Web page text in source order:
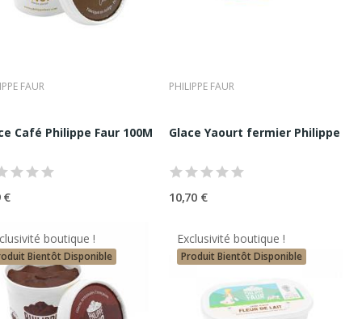
Premium
FAUR
Café Philippe Faur 100ML | Maitre Artisan...
€
PHILIPPE FAUR
Glace Yaourt fermier Philippe
10,70 €
boutique !
Bientôt Disponible
Exclusivité boutique !
Produit Bientôt Disponible